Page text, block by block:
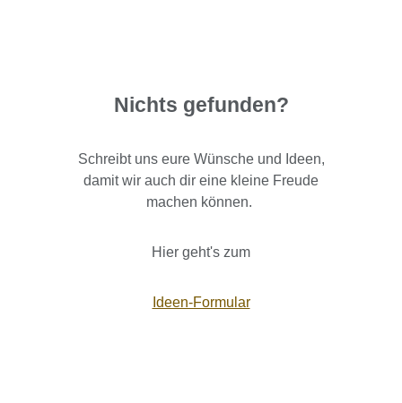
Nichts gefunden?
Schreibt uns eure Wünsche und Ideen,
damit wir auch dir eine kleine Freude
machen können.
Hier geht's zum
Ideen-Formular